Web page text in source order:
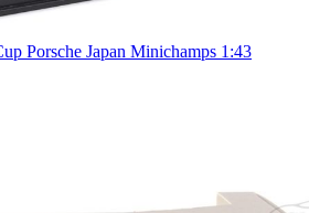
Porsche Japan Minichamps 1:43